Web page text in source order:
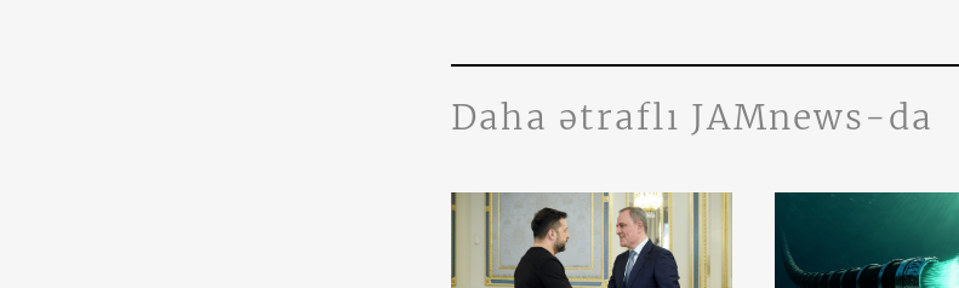
Daha ətraflı JAMnews-da